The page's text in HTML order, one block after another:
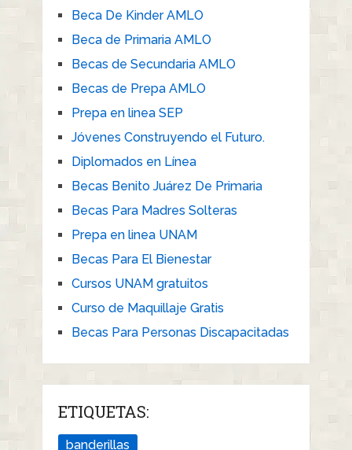
Beca De Kinder AMLO
Beca de Primaria AMLO
Becas de Secundaria AMLO
Becas de Prepa AMLO
Prepa en linea SEP
Jóvenes Construyendo el Futuro.
Diplomados en Línea
Becas Benito Juárez De Primaria
Becas Para Madres Solteras
Prepa en linea UNAM
Becas Para El Bienestar
Cursos UNAM gratuitos
Curso de Maquillaje Gratis
Becas Para Personas Discapacitadas
ETIQUETAS:
banderillas